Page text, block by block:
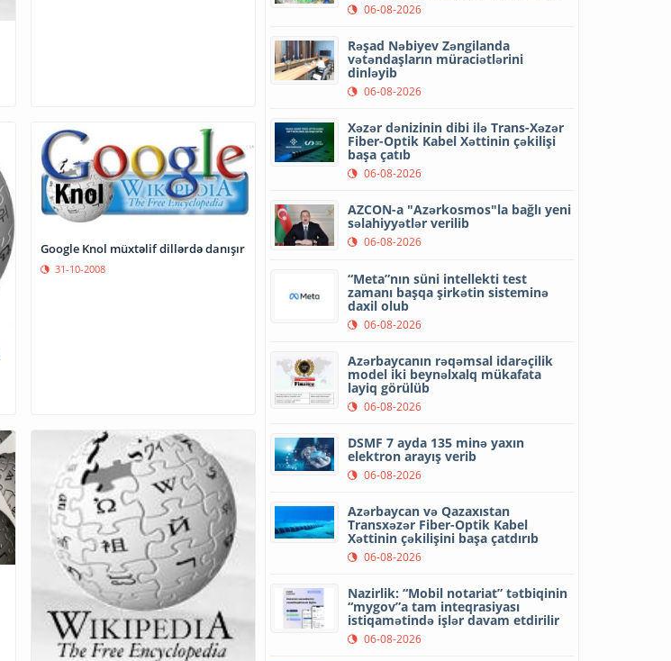
Google Knol müxtəlif dillərdə danışır
31-10-2008
06-08-2026
Rəşad Nəbiyev Zəngilanda
vətəndaşların müraciətlərini
dinləyib
06-08-2026
Xəzər dənizinin dibi ilə Trans-Xəzər
Fiber-Optik Kabel Xəttinin çəkilişi
başa çatıb
06-08-2026
AZCON-a "Azərkosmos"la bağlı yeni
səlahiyyətlər verilib
06-08-2026
“Meta”nın süni intellekti test
zamanı başqa şirkətin sisteminə
daxil olub
06-08-2026
Azərbaycanın rəqəmsal idarəçilik
model iki beynəlxalq mükafata
layiq görülüb
06-08-2026
DSMF 7 ayda 135 minə yaxın
elektron arayış verib
06-08-2026
Azərbaycan və Qazaxıstan
Transxəzər Fiber-Optik Kabel
Xəttinin çəkilişini başa çatdırıb
06-08-2026
Nazirlik: “Mobil notariat” tətbiqinin
“mygov”a tam inteqrasiyası
istiqamətində işlər davam etdirilir
06-08-2026